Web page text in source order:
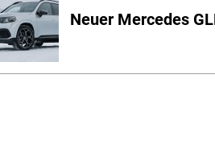
Neuer Mercedes